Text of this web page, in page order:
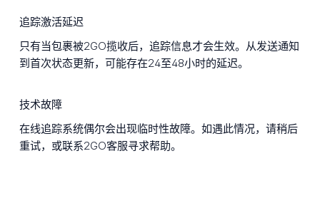
追踪激活延迟
只有当包裹被2GO揽收后，追踪信息才会生效。从发送通知
到首次状态更新，可能存在24至48小时的延迟。
技术故障
在线追踪系统偶尔会出现临时性故障。如遇此情况，请稍后
重试，或联系2GO客服寻求帮助。